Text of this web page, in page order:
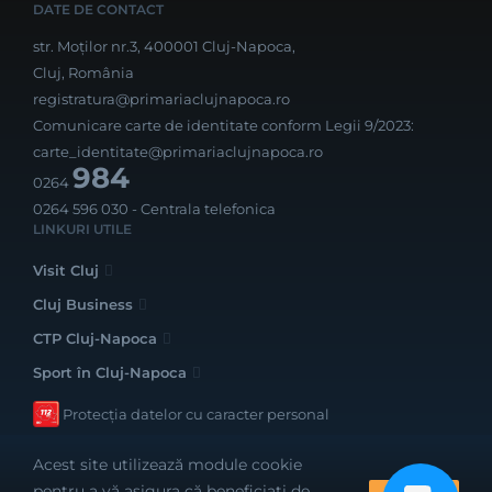
DATE DE CONTACT
str. Moților nr.3, 400001 Cluj-Napoca,
Cluj, România
registratura@primariaclujnapoca.ro
Comunicare carte de identitate conform Legii 9/2023:
carte_identitate@primariaclujnapoca.ro
0264984
0264 596 030 - Centrala telefonica
LINKURI UTILE
Visit Cluj
Cluj Business
CTP Cluj-Napoca
Sport în Cluj-Napoca
Protecția datelor cu caracter personal
Acest site utilizează module cookie